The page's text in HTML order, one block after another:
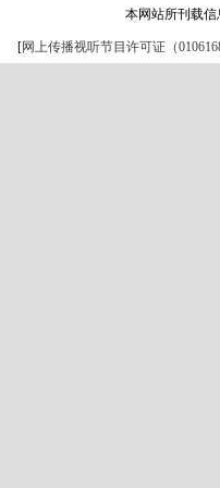
本网站所刊载
[网上传播视听节目许可证（